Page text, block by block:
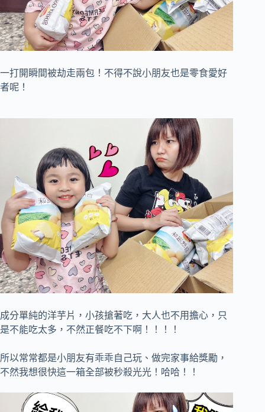
一打開瞬間被劫走兩包！不得不說小朋友也是零食愛好
者呢！
成分單純的洋芋片，小孩搶著吃，大人也不用擔心，只
是不能吃太多，不然正餐吃不下啊！！！！
所以常常都是小朋友有乖乖自己玩、做完家事給獎勵，
不然我想很快這一箱全部被秒殺光光！哈哈！！